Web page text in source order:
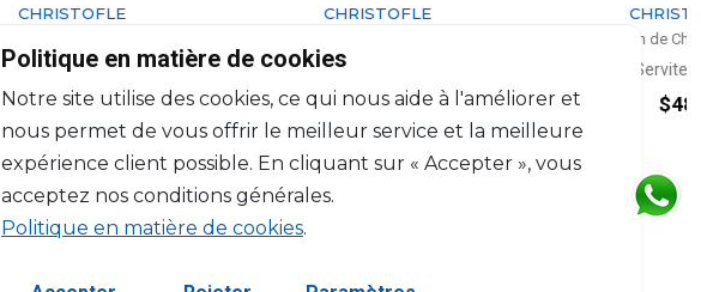
Shaker 3 pièces en acier
H: 19.2cm, D: 8.7cm
$240
$481
Politique en matière de cookies
Notre site utilise des cookies, ce qui nous aide à l'améliorer et
nous permet de vous offrir le meilleur service et la meilleure
expérience client possible. En cliquant sur « Accepter », vous
acceptez nos conditions générales.
Politique en matière de cookies.